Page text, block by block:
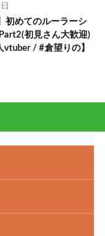
初めてのルーラーシ
初見さん大歓迎)
vtuber / #倉望りの】